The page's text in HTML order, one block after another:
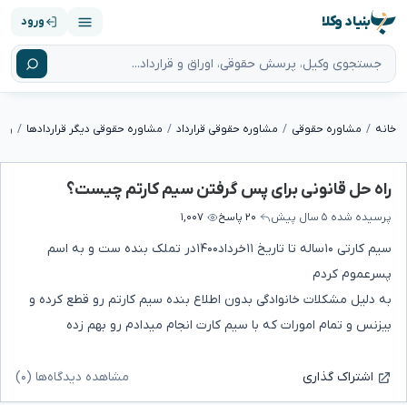
بنیاد وکلا ورود
خانه مشاوره حقوقی مشاوره حقوقی قرارداد مشاوره حقوقی دیگر قراردادها
راه حل قانونی برای پس گرفتن سیم کارتم چیست؟
پرسیده شده ۵ سال پیش ۲۰ پاسخ ۱,۰۰۷
سیم کارتی ۱۰ساله تا تاریخ ۱۱خرداد۱۴۰۰در تملک بنده ست و به اسم
پسرعموم کردم
به دلیل مشکلات خانوادگی بدون اطلاع بنده سیم کارتم رو قطع کرده و
بیزنس و تمام‌ امورات که با سیم کارت انجام میدادم رو بهم زده
اشتراک گذاری مشاهده دیدگاه‌ها (۰)